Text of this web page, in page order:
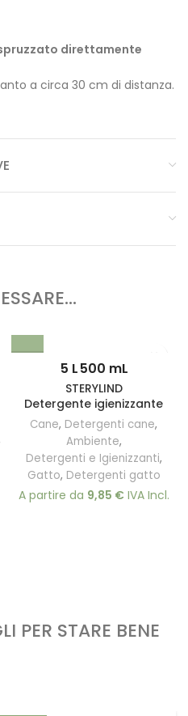
spruzzato direttamente
a circa 30 cm di distanza.
5 L500 mL
STERYLIND
Detergente igienizzante
Cane, Detergenti cane,
Ambiente,
Detergenti e Igienizzanti,
Gatto, Detergenti gatto
A partire da 9,85 €IVA Incl.
PER STARE BENE